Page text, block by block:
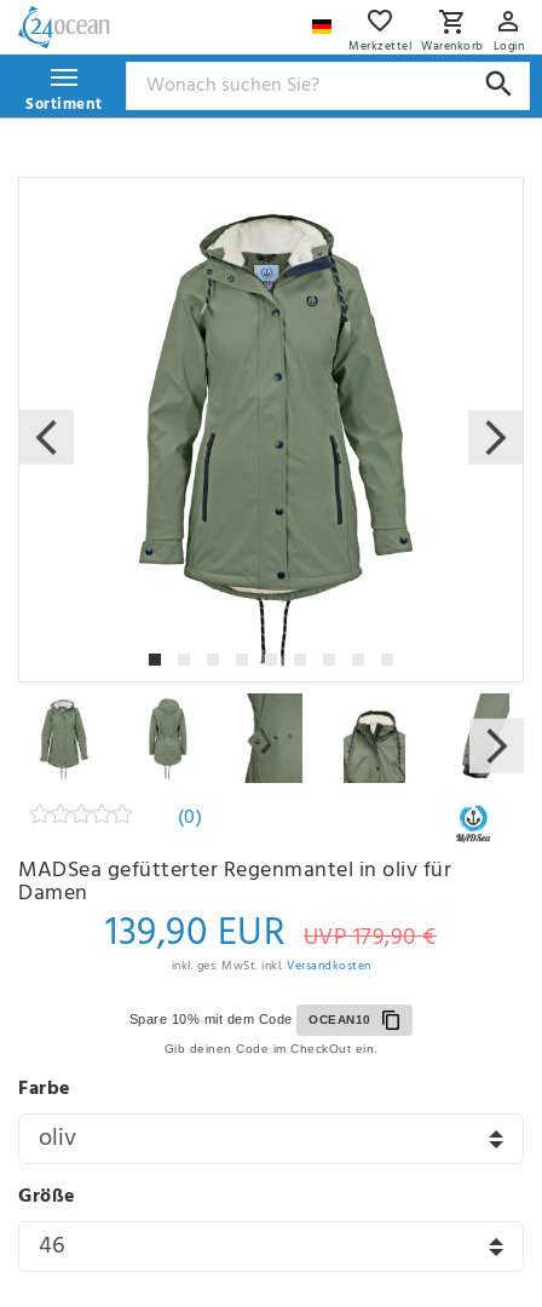
Merkzettel Warenkorb Login
Sortiment
(0)
MADSea gefütterter Regenmantel in oliv für
Damen
139,90 EUR UVP 179,90 €
inkl. ges. MwSt. inkl. Versandkosten
Spare 10% mit dem Code OCEAN10
Gib deinen Code im CheckOut ein.
Farbe
Größe